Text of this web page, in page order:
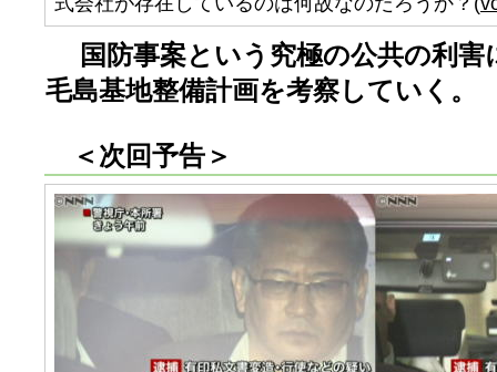
国防事案という究極の公共の利害
毛島基地整備計画を考察していく。
＜次回予告＞